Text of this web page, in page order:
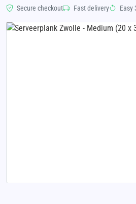
Secure checkout Fast delivery Easy